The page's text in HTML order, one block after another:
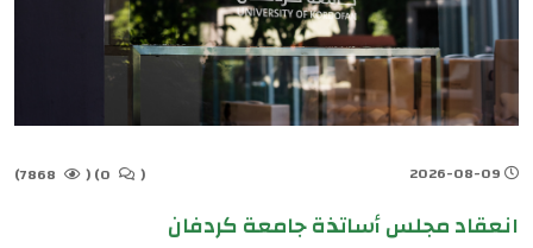
(
(
انعقاد مجلس أساتذة جامعة كردفان